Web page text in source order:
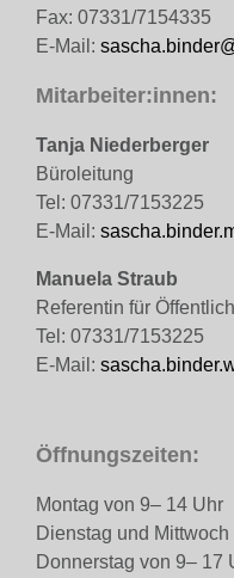
Fax: 07331/7154335
E-Mail:
Mitarbeiter:innen:
Tanja Niederberger
Büroleitung
Tel: 07331/7153225
E-Mail:
Manuela Straub
Referentin für
Tel: 07331/7153225
E-Mail:
Öffnungszeiten:
Montag von 9– 14 Uhr
Dienstag und
Donnerstag von 9– 17